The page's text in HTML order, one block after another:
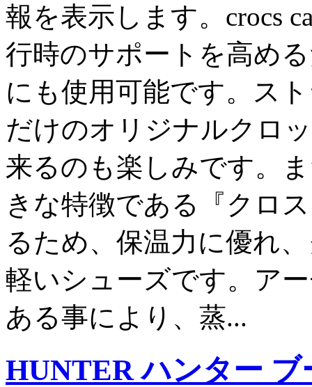
報を表示します。crocs
行時のサポートを高め
にも使用可能です。ス
だけのオリジナルクロ
来るのも楽しみです。
きな特徴である『クロ
るため、保温力に優れ
軽いシューズです。ア
ある事により、蒸...
HUNTER ハンター ブ